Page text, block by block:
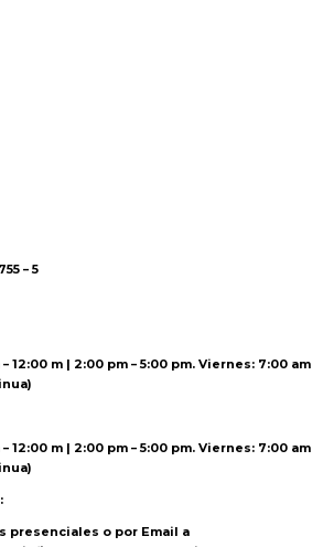
– 5
12:00 m | 2:00 pm – 5:00 pm. Viernes: 7:00 am
12:00 m | 2:00 pm – 5:00 pm. Viernes: 7:00 am
presenciales o por Email a